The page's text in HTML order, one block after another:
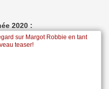
2020 :
sur Margot Robbie en tant
teaser!